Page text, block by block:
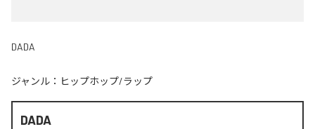
DADA
ジャンル： ヒップホップ/ラップ
DADA